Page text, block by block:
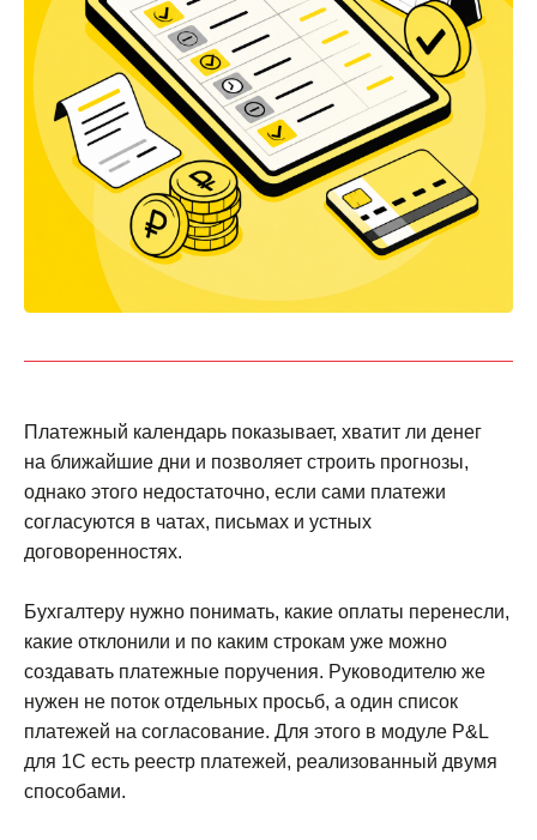
Платежный календарь показывает, хватит ли денег
на ближайшие дни и позволяет строить прогнозы,
однако этого недостаточно, если сами платежи
согласуются в чатах, письмах и устных
договоренностях.
Бухгалтеру нужно понимать, какие оплаты перенесли,
какие отклонили и по каким строкам уже можно
создавать платежные поручения. Руководителю же
нужен не поток отдельных просьб, а один список
платежей на согласование. Для этого в модуле P&L
для 1С есть реестр платежей, реализованный двумя
способами.